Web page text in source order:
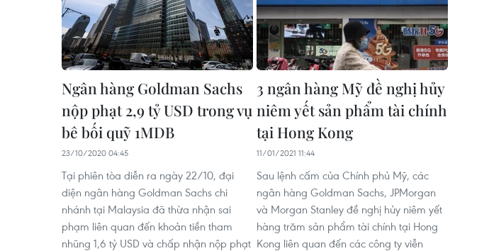
Ngân hàng Goldman Sachs
nộp phạt 2,9 tỷ USD trong vụ
bê bối quỹ 1MDB
23/10/2020 04:45
Tại phiên tòa diễn ra ngày 22/10, đại
diện ngân hàng Goldman Sachs chi
nhánh tại Malaysia đã thừa nhận sai
phạm liên quan đến khoản tiền tham
nhũng 1,6 tỷ USD và chấp nhận nộp phạt
3 ngân hàng Mỹ đề nghị hủy
niêm yết sản phẩm tài chính
tại Hong Kong
11/01/2021 11:44
Sau lệnh cấm của Chính phủ Mỹ, các
ngân hàng Goldman Sachs, JPMorgan
và Morgan Stanley đề nghị hủy niêm yết
hàng trăm sản phẩm tài chính tại Hong
Kong liên quan đến các công ty viễn